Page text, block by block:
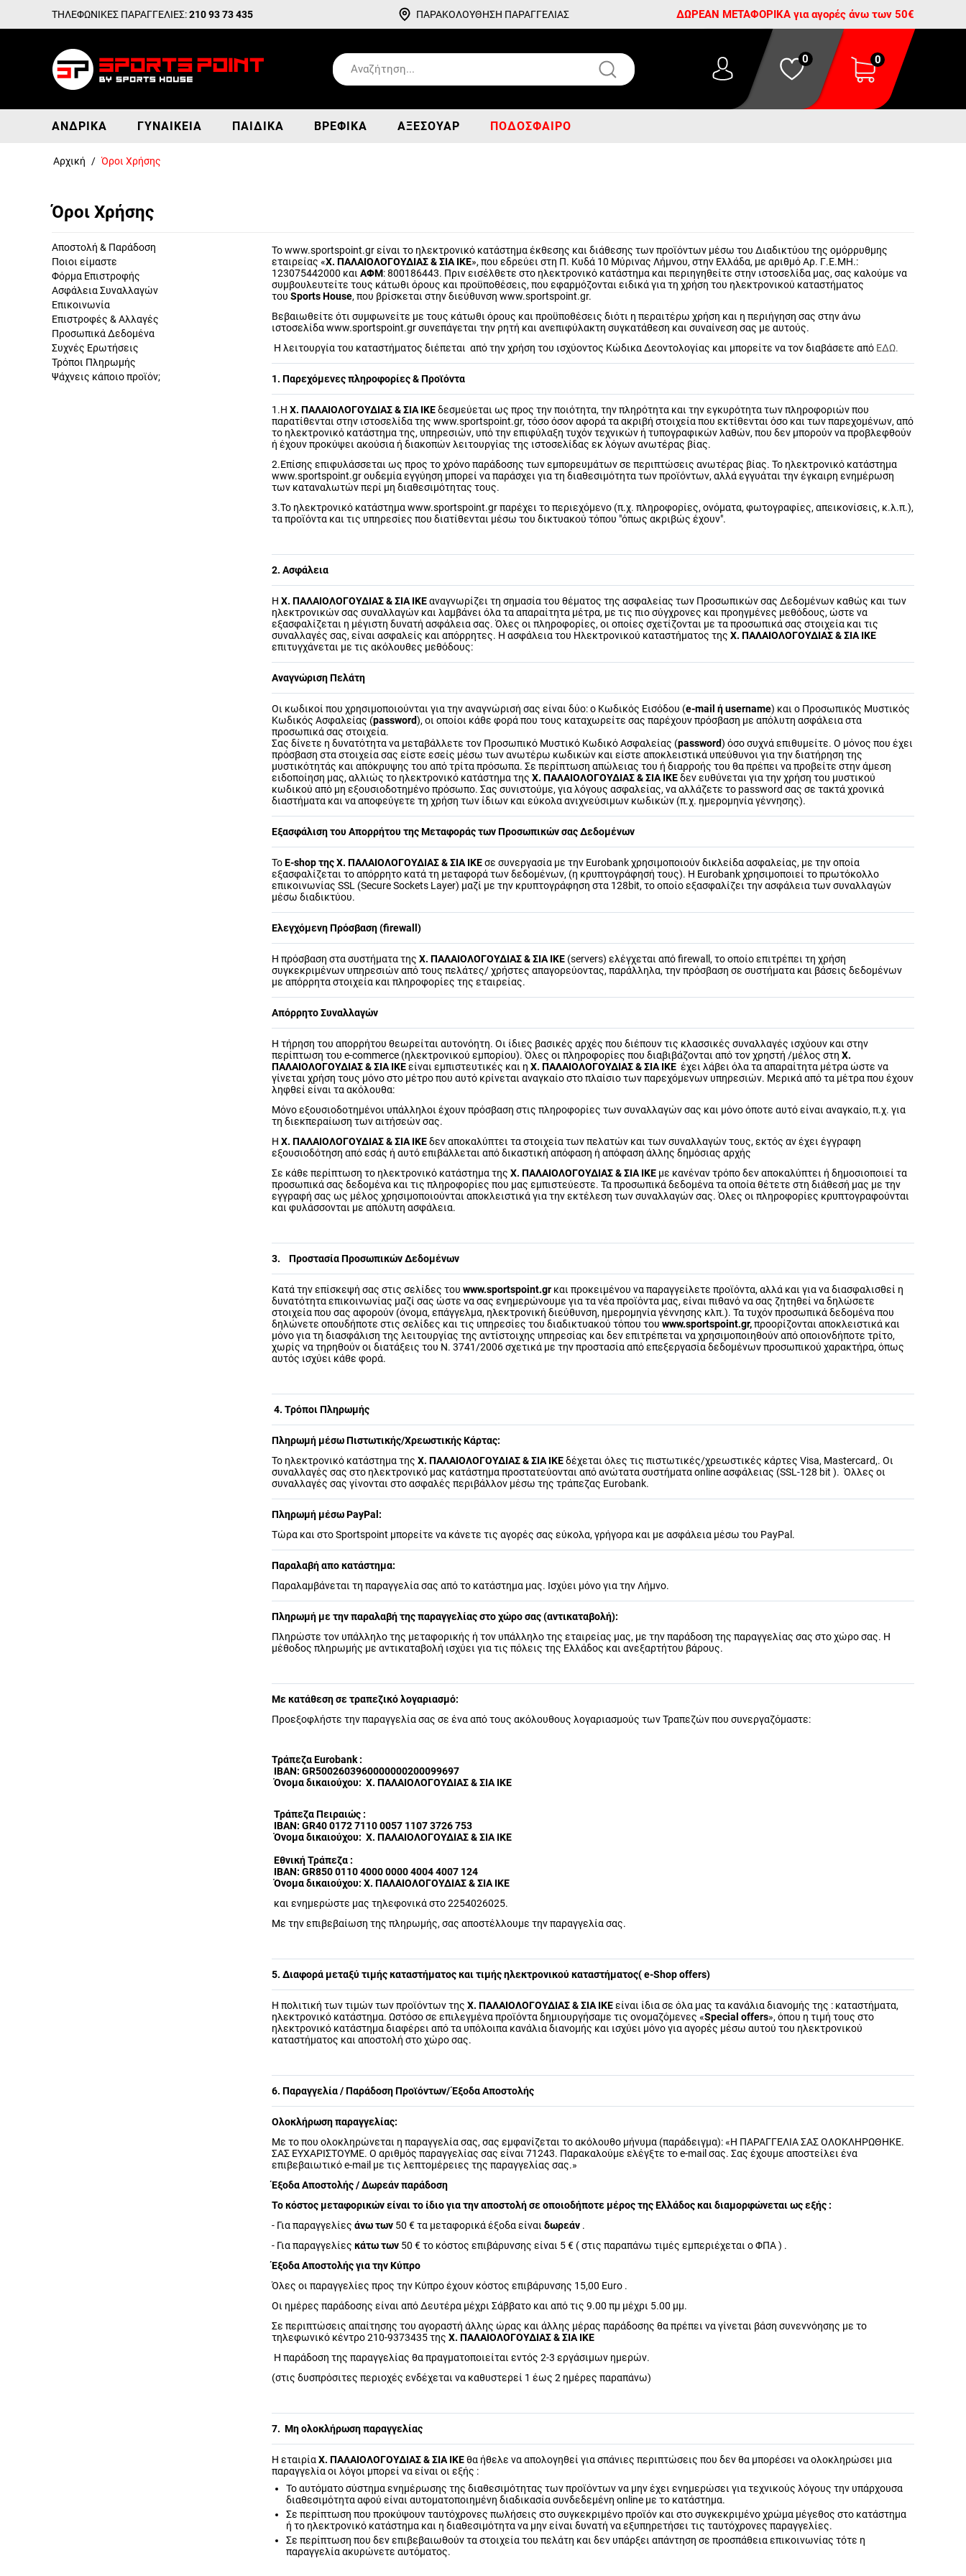
ΤΗΛΕΦΩΝΙΚΕΣ ΠΑΡΑΓΓΕΛΙΕΣ:210 93 73 435 ΠΑΡΑΚΟΛΟΥΘΗΣΗ ΠΑΡΑΓΓΕΛΙΑΣ ΔΩΡΕΑΝ ΜΕΤΑΦΟΡΙΚΑ για αγορές άνω των 50€
0 0
ΑΝΔΡΙΚΆ ΓΥΝΑΙΚΕΊΑ ΠΑΙΔΙΚΆ ΒΡΕΦΙΚΆ ΑΞΕΣΟΥΆΡ ΠΟΔΌΣΦΑΙΡΟ
Αρχική / Όροι Χρήσης
Όροι Χρήσης
Αποστολή & Παράδοση
Ποιοι είμαστε
Φόρμα Επιστροφής
Ασφάλεια Συναλλαγών
Επικοινωνία
Επιστροφές & Αλλαγές
Προσωπικά Δεδομένα
Συχνές Ερωτήσεις
Τρόποι Πληρωμής
Ψάχνεις κάποιο προϊόν;
Το www.sportspoint.gr είναι το ηλεκτρονικό κατάστημα έκθεσης και διάθεσης των προϊόντων μέσω του Διαδικτύου της ομόρρυθμης
εταιρείας «Χ. ΠΑΛΑΙΟΛΟΓΟΥΔΙΑΣ & ΣΙΑ ΙΚΕ», που εδρεύει στη Π. Κυδά 10 Μύρινας Λήμνου, στην Ελλάδα, με αριθμό Αρ. Γ.Ε.ΜΗ.:
123075442000 καιΑΦΜ: 800186443. Πριν εισέλθετε στο ηλεκτρονικό κατάστημα και περιηγηθείτε στην ιστοσελίδα μας, σας καλούμε να
συμβουλευτείτε τους κάτωθι όρους και προϋποθέσεις, που εφαρμόζονται ειδικά για τη χρήση του ηλεκτρονικού καταστήματος
τουSportsHouse, που βρίσκεται στην διεύθυνση www.sportspoint.gr.
Βεβαιωθείτε ότι συμφωνείτε με τους κάτωθι όρους και προϋποθέσεις διότι η περαιτέρω χρήση και η περιήγηση σας στην άνω
ιστοσελίδα www.sportspoint.gr συνεπάγεται την ρητή και ανεπιφύλακτη συγκατάθεση και συναίνεση σας με αυτούς.
Η λειτουργία του καταστήματος διέπεται από την χρήση του ισχύοντος Κώδικα Δεοντολογίας και μπορείτε να τον διαβάσετε από ΕΔΩ.
1. Παρεχόμενες πληροφορίες & Προϊόντα
1.HΧ. ΠΑΛΑΙΟΛΟΓΟΥΔΙΑΣ & ΣΙΑ ΙΚΕδεσμεύεται ως προς την ποιότητα, την πληρότητα και την εγκυρότητα των πληροφοριών που
παρατίθενται στην ιστοσελίδα της www.sportspoint.gr, τόσο όσον αφορά τα ακριβή στοιχεία που εκτίθενται όσο και των παρεχομένων, από
το ηλεκτρονικό κατάστημα της, υπηρεσιών, υπό την επιφύλαξη τυχόν τεχνικών ή τυπογραφικών λαθών, που δεν μπορούν να προβλεφθούν
ή έχουν προκύψει ακούσια ή διακοπών λειτουργίας της ιστοσελίδας εκ λόγων ανωτέρας βίας.
2.Επίσης επιφυλάσσεται ως προς το χρόνο παράδοσης των εμπορευμάτων σε περιπτώσεις ανωτέρας βίας. Το ηλεκτρονικό κατάστημα
www.sportspoint.gr ουδεμία εγγύηση μπορεί να παράσχει για τη διαθεσιμότητα των προϊόντων, αλλά εγγυάται την έγκαιρη ενημέρωση
των καταναλωτών περί μη διαθεσιμότητας τους.
3.Το ηλεκτρονικό κατάστημα www.sportspoint.gr παρέχει το περιεχόμενο (π.χ. πληροφορίες, ονόματα, φωτογραφίες, απεικονίσεις, κ.λ.π.),
τα προϊόντα και τις υπηρεσίες που διατίθενται μέσω του δικτυακού τόπου "όπως ακριβώς έχουν".
2. Ασφάλεια
ΗΧ. ΠΑΛΑΙΟΛΟΓΟΥΔΙΑΣ & ΣΙΑ ΙΚΕαναγνωρίζει τη σημασία του θέματος της ασφαλείας των Προσωπικών σας Δεδομένων καθώς και των
ηλεκτρονικών σας συναλλαγών και λαμβάνει όλα τα απαραίτητα μέτρα, με τις πιο σύγχρονες και προηγμένες μεθόδους, ώστε να
εξασφαλίζεται η μέγιστη δυνατή ασφάλεια σας. Όλες οι πληροφορίες, οι οποίες σχετίζονται με τα προσωπικά σας στοιχεία και τις
συναλλαγές σας, είναι ασφαλείς και απόρρητες. Η ασφάλεια του Ηλεκτρονικού καταστήματος τηςΧ. ΠΑΛΑΙΟΛΟΓΟΥΔΙΑΣ & ΣΙΑ ΙΚΕ
επιτυγχάνεται με τις ακόλουθες μεθόδους:
Αναγνώριση Πελάτη
Οι κωδικοί που χρησιμοποιούνται για την αναγνώρισή σας είναι δύο: ο Κωδικός Εισόδου (e-mail ή username) και ο Προσωπικός Μυστικός
Κωδικός Ασφαλείας (password), οι οποίοι κάθε φορά που τους καταχωρείτε σας παρέχουν πρόσβαση με απόλυτη ασφάλεια στα
προσωπικά σας στοιχεία.
Σας δίνετε η δυνατότητα να μεταβάλλετε τον Προσωπικό Μυστικό Κωδικό Ασφαλείας (password) όσο συχνά επιθυμείτε. Ο μόνος που έχει
πρόσβαση στα στοιχεία σας είστε εσείς μέσω των ανωτέρω κωδικών και είστε αποκλειστικά υπεύθυνοι για την διατήρηση της
μυστικότητάς και απόκρυψης του από τρίτα πρόσωπα. Σε περίπτωση απώλειας του ή διαρροής του θα πρέπει να προβείτε στην άμεση
ειδοποίηση μας, αλλιώς το ηλεκτρονικό κατάστημα τηςΧ. ΠΑΛΑΙΟΛΟΓΟΥΔΙΑΣ & ΣΙΑ ΙΚΕδεν ευθύνεται για την χρήση του μυστικού
κωδικού από μη εξουσιοδοτημένο πρόσωπο. Σας συνιστούμε, για λόγους ασφαλείας, να αλλάζετε το password σας σε τακτά χρονικά
διαστήματα και να αποφεύγετε τη χρήση των ίδιων και εύκολα ανιχνεύσιμων κωδικών (π.χ. ημερομηνία γέννησης).
Εξασφάλιση του Απορρήτου της Μεταφοράς των Προσωπικών σας Δεδομένων
ΤοE-shop τηςΧ. ΠΑΛΑΙΟΛΟΓΟΥΔΙΑΣ & ΣΙΑ ΙΚΕσε συνεργασία με την Eurobank χρησιμοποιούν δικλείδα ασφαλείας, με την οποία
εξασφαλίζεται το απόρρητο κατά τη μεταφορά των δεδομένων, (η κρυπτογράφησή τους). Η Eurobank χρησιμοποιεί το πρωτόκολλο
επικοινωνίας SSL (Secure Sockets Layer) μαζί με την κρυπτογράφηση στα 128bit, το οποίο εξασφαλίζει την ασφάλεια των συναλλαγών
μέσω διαδικτύου.
Ελεγχόμενη Πρόσβαση (firewall)
Η πρόσβαση στα συστήματα τηςΧ. ΠΑΛΑΙΟΛΟΓΟΥΔΙΑΣ & ΣΙΑ ΙΚΕ (servers) ελέγχεται από firewall, το οποίο επιτρέπει τη χρήση
συγκεκριμένων υπηρεσιών από τους πελάτες/ χρήστες απαγορεύοντας, παράλληλα, την πρόσβαση σε συστήματα και βάσεις δεδομένων
με απόρρητα στοιχεία και πληροφορίες της εταιρείας.
Απόρρητο Συναλλαγών
Η τήρηση του απορρήτου θεωρείται αυτονόητη. Οι ίδιες βασικές αρχές που διέπουν τις κλασσικές συναλλαγές ισχύουν και στην
περίπτωση του e-commerce (ηλεκτρονικού εμπορίου). Όλες οι πληροφορίες που διαβιβάζονται από τον χρηστή /μέλος στηΧ.
ΠΑΛΑΙΟΛΟΓΟΥΔΙΑΣ & ΣΙΑ ΙΚΕείναι εμπιστευτικές και ηΧ. ΠΑΛΑΙΟΛΟΓΟΥΔΙΑΣ & ΣΙΑ ΙΚΕ έχει λάβει όλα τα απαραίτητα μέτρα ώστε να
γίνεται χρήση τους μόνο στο μέτρο που αυτό κρίνεται αναγκαίο στο πλαίσιο των παρεχόμενων υπηρεσιών. Μερικά από τα μέτρα που έχουν
ληφθεί είναι τα ακόλουθα:
Μόνο εξουσιοδοτημένοι υπάλληλοι έχουν πρόσβαση στις πληροφορίες των συναλλαγών σας και μόνο όποτε αυτό είναι αναγκαίο, π.χ. για
τη διεκπεραίωση των αιτήσεών σας.
ΗΧ. ΠΑΛΑΙΟΛΟΓΟΥΔΙΑΣ & ΣΙΑ ΙΚΕδεν αποκαλύπτει τα στοιχεία των πελατών και των συναλλαγών τους, εκτός αν έχει έγγραφη
εξουσιοδότηση από εσάς ή αυτό επιβάλλεται από δικαστική απόφαση ή απόφαση άλλης δημόσιας αρχής
Σε κάθε περίπτωση το ηλεκτρονικό κατάστημα τηςΧ. ΠΑΛΑΙΟΛΟΓΟΥΔΙΑΣ & ΣΙΑ ΙΚΕ με κανέναν τρόπο δεν αποκαλύπτει ή δημοσιοποιεί τα
προσωπικά σας δεδομένα και τις πληροφορίες που μας εμπιστεύεστε. Τα προσωπικά δεδομένα τα οποία θέτετε στη διάθεσή μας με την
εγγραφή σας ως μέλος χρησιμοποιούνται αποκλειστικά για την εκτέλεση των συναλλαγών σας. Όλες οι πληροφορίες κρυπτογραφούνται
και φυλάσσονται με απόλυτη ασφάλεια.
3. Προστασία Προσωπικών Δεδομένων
Κατά την επίσκεψή σας στις σελίδες τουwww.sportspoint.gr και προκειμένου να παραγγείλετε προϊόντα, αλλά και για να διασφαλισθεί η
δυνατότητα επικοινωνίας μαζί σας ώστε να σας ενημερώνουμε για τα νέα προϊόντα μας, είναι πιθανό να σας ζητηθεί να δηλώσετε
στοιχεία που σας αφορούν (όνομα, επάγγελμα, ηλεκτρονική διεύθυνση, ημερομηνία γέννησης κλπ.). Τα τυχόν προσωπικά δεδομένα που
δηλώνετε οπουδήποτε στις σελίδες και τις υπηρεσίες του διαδικτυακού τόπου τουwww.sportspoint.gr,προορίζονται αποκλειστικά και
μόνο για τη διασφάλιση της λειτουργίας της αντίστοιχης υπηρεσίας και δεν επιτρέπεται να χρησιμοποιηθούν από οποιονδήποτε τρίτο,
χωρίς να τηρηθούν οι διατάξεις του Ν. 3741/2006 σχετικά με την προστασία από επεξεργασία δεδομένων προσωπικού χαρακτήρα, όπως
αυτός ισχύει κάθε φορά.
4. Τρόποι Πληρωμής
Πληρωμή μέσω Πιστωτικής/Χρεωστικής Κάρτας:
Το ηλεκτρονικό κατάστημα τηςΧ. ΠΑΛΑΙΟΛΟΓΟΥΔΙΑΣ & ΣΙΑ ΙΚΕδέχεται όλες τις πιστωτικές/χρεωστικές κάρτες Visa, Mastercard,. Οι
συναλλαγές σας στο ηλεκτρονικό μας κατάστημα προστατεύονται από ανώτατα συστήματα online ασφάλειας (SSL-128 bit ). Όλλες οι
συναλλαγές σας γίνονται στο ασφαλές περιβάλλον μέσω της τράπεζας Eurobank.
Πληρωμή μέσω PayPal:
Τώρα και στο Sportspoint μπορείτε να κάνετε τις αγορές σας εύκολα, γρήγορα και με ασφάλεια μέσω του PayPal.
Παραλαβή απο κατάστημα:
Παραλαμβάνεται τη παραγγελία σας από το κατάστημα μας. Ισχύει μόνο για την Λήμνο.
Πληρωμή με την παραλαβή της παραγγελίας στο χώρο σας (αντικαταβολή):
Πληρώστε τον υπάλληλο της μεταφορικής ή τον υπάλληλο της εταιρείας μας, με την παράδοση της παραγγελίας σας στο χώρο σας. Η
μέθοδος πληρωμής με αντικαταβολή ισχύει για τις πόλεις της Ελλάδος και ανεξαρτήτου βάρους.
Με κατάθεση σε τραπεζικό λογαριασμό:
Προεξοφλήστε την παραγγελία σας σε ένα από τους ακόλουθους λογαριασμούς των Τραπεζών που συνεργαζόμαστε:
Τράπεζα Eurobank :
IBAN: GR5002603960000000200099697
Όνομα δικαιούχου: Χ. ΠΑΛΑΙΟΛΟΓΟΥΔΙΑΣ & ΣΙΑ ΙΚΕ
Τράπεζα Πειραιώς :
IBAN: GR40 0172 7110 0057 1107 3726 753
Όνομα δικαιούχου: Χ. ΠΑΛΑΙΟΛΟΓΟΥΔΙΑΣ & ΣΙΑ ΙΚΕ
Εθνική Τράπεζα :
IBAN: GR850 0110 4000 0000 4004 4007 124
Όνομα δικαιούχου: Χ. ΠΑΛΑΙΟΛΟΓΟΥΔΙΑΣ & ΣΙΑ ΙΚΕ
και ενημερώστε μας τηλεφονικά στο 2254026025.
Με την επιβεβαίωση της πληρωμής, σας αποστέλλουμε την παραγγελία σας.
5. Διαφορά μεταξύ τιμής καταστήματος και τιμής ηλεκτρονικού καταστήματος( e-Shop offers)
Η πολιτική των τιμών των προϊόντων τηςΧ. ΠΑΛΑΙΟΛΟΓΟΥΔΙΑΣ & ΣΙΑ ΙΚΕείναι ίδια σε όλα μας τα κανάλια διανομής της : καταστήματα,
ηλεκτρονικό κατάστημα. Ωστόσο σε επιλεγμένα προϊόντα δημιουργήσαμε τις ονομαζόμενες «Special offers», όπου η τιμή τους στο
ηλεκτρονικό κατάστημα διαφέρει από τα υπόλοιπα κανάλια διανομής και ισχύει μόνο για αγορές μέσω αυτού του ηλεκτρονικού
καταστήματος και αποστολή στο χώρο σας.
6. Παραγγελία / Παράδοση Προϊόντων/ Έξοδα Αποστολής
Ολοκλήρωση παραγγελίας:
Με το που ολοκληρώνεται η παραγγελία σας, σας εμφανίζεται το ακόλουθο μήνυμα (παράδειγμα): «Η ΠΑΡΑΓΓΕΛΙΑ ΣΑΣ ΟΛΟΚΛΗΡΩΘΗΚΕ.
ΣΑΣ ΕΥΧΑΡΙΣΤΟΥΜΕ. O αριθμός παραγγελίας σας είναι 71243. Παρακαλούμε ελέγξτε το e-mail σας. Σας έχουμε αποστείλει ένα
επιβεβαιωτικό e-mail με τις λεπτομέρειες της παραγγελίας σας.»
Έξοδα Αποστολής / Δωρεάν παράδοση
Το κόστος μεταφορικών είναι το ίδιο για την αποστολή σε οποιοδήποτε μέρος της Ελλάδος και διαμορφώνεται ως εξής :
- Για παραγγελίεςάνω των 50 € τα μεταφορικά έξοδα είναιδωρεάν .
- Για παραγγελίεςκάτω των 50 € το κόστος επιβάρυνσης είναι 5 € ( στις παραπάνω τιμές εμπεριέχεται ο ΦΠΑ ) .
Έξοδα Αποστολής για την Κύπρο
Όλες οι παραγγελίες προς την Κύπρο έχουν κόστος επιβάρυνσης 15,00 Euro .
Οι ημέρες παράδοσης είναι από Δευτέρα μέχρι Σάββατο και από τις 9.00 πμ μέχρι 5.00 μμ.
Σε περιπτώσεις απαίτησης του αγοραστή άλλης ώρας και άλλης μέρας παράδοσης θα πρέπει να γίνεται βάση συνεννόησης με το
τηλεφωνικό κέντρο 210-9373435 τηςΧ. ΠΑΛΑΙΟΛΟΓΟΥΔΙΑΣ & ΣΙΑ ΙΚΕ
H παράδοση της παραγγελίας θα πραγματοποιείται εντός 2-3 εργάσιμων ημερών.
(στις δυσπρόσιτες περιοχές ενδέχεται να καθυστερεί 1 έως 2 ημέρες παραπάνω)
7. Μη ολοκλήρωση παραγγελίας
Η εταιρίαΧ. ΠΑΛΑΙΟΛΟΓΟΥΔΙΑΣ & ΣΙΑ ΙΚΕθα ήθελε να απολογηθεί για σπάνιες περιπτώσεις που δεν θα μπορέσει να ολοκληρώσει μια
παραγγελία οι λόγοι μπορεί να είναι οι εξής :
Το αυτόματο σύστημα ενημέρωσης της διαθεσιμότητας των προϊόντων να μην έχει ενημερώσει για τεχνικούς λόγους την υπάρχουσα
διαθεσιμότητα αφού είναι αυτοματοποιημένη διαδικασία συνδεδεμένη online με το κατάστημα.
Σε περίπτωση που προκύψουν ταυτόχρονες πωλήσεις στο συγκεκριμένο προϊόν και στο συγκεκριμένο χρώμα μέγεθος στο κατάστημα
ή το ηλεκτρονικό κατάστημα και η διαθεσιμότητα να μην είναι δυνατή να εξυπηρετήσει τις ταυτόχρονες παραγγελίες.
Σε περίπτωση που δεν επιβεβαιωθούν τα στοιχεία του πελάτη και δεν υπάρξει απάντηση σε προσπάθεια επικοινωνίας τότε η
παραγγελία ακυρώνετε αυτόματος.